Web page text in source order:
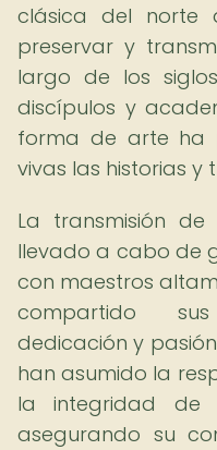
clásica del norte
preservar y
largo de los
discípulos y
forma de arte ha
vivas las historias y
La transmisión
llevado a cabo de
con maestros
compartido
dedicación y
han asumido la
la integridad de
asegurando su